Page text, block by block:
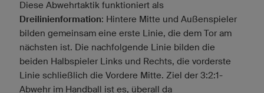
Diese Abwehrtaktik funktioniert als
Dreilinienformation: Hintere Mitte und Außenspieler
bilden gemeinsam eine erste Linie, die dem Tor am
nächsten ist. Die nachfolgende Linie bilden die
beiden Halbspieler Links und Rechts, die vorderste
Linie schließlich die Vordere Mitte. Ziel der 3:2:1-
Abwehr im Handball ist es, überall da